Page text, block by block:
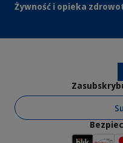
Żywność i opieka